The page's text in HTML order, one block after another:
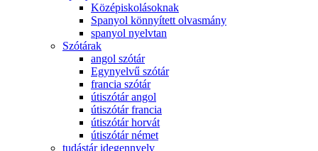
Középiskolásoknak
Spanyol könnyített olvasmány
spanyol nyelvtan
Szótárak
angol szótár
Egynyelvű szótár
francia szótár
útiszótár angol
útiszótár francia
útiszótár horvát
útiszótár német
tudástár idegennyelv